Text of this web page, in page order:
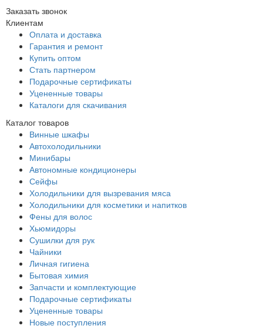
Заказать звонок
Клиентам
Оплата и доставка
Гарантия и ремонт
Купить оптом
Стать партнером
Подарочные сертификаты
Уцененные товары
Каталоги для скачивания
Каталог товаров
Винные шкафы
Автохолодильники
Минибары
Автономные кондиционеры
Сейфы
Холодильники для вызревания мяса
Холодильники для косметики и напитков
Фены для волос
Хьюмидоры
Сушилки для рук
Чайники
Личная гигиена
Бытовая химия
Запчасти и комплектующие
Подарочные сертификаты
Уцененные товары
Новые поступления